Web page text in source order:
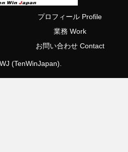
プロフィール Profile
業務 Work
お問い合わせ Contact
(TenWinJapan).